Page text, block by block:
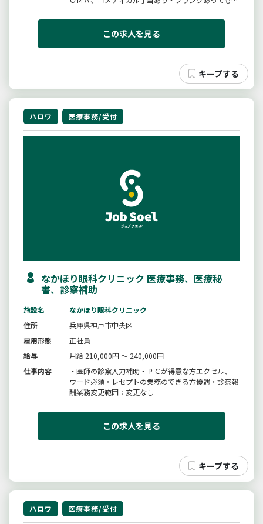
間の欄」参照※雇入れ後の業務の変更範囲：事業所の
この求人を見る
ハロワ 医療事務/受付
なかほり眼科クリニック 医療事務、医療秘
書、診察補助
施設名
なかほり眼科クリニック
住所
兵庫県神戸市中央区
雇用形態
正社員
給与
月給 210,000円 ～ 240,000円
仕事内容
・医師の診察入力補助・ＰＣが得意な方エクセル、
ワード必須・レセプトの業務のできる方優遇・診察報
酬業務変更範囲：変更なし
この求人を見る
ハロワ 医療事務/受付